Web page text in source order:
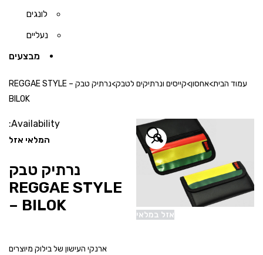
לונגים
נעליים
מבצעים
עמוד הבית>אחסון>קייסים ונרתיקים לטבק>
נרתיק טבק REGGAE STYLE –
BILOK
🔍
אזל במלאי
Availability:
המלאי אזל
נרתיק טבק
REGGAE STYLE
– BILOK
ארנקי העישון של בילוק מיוצרים